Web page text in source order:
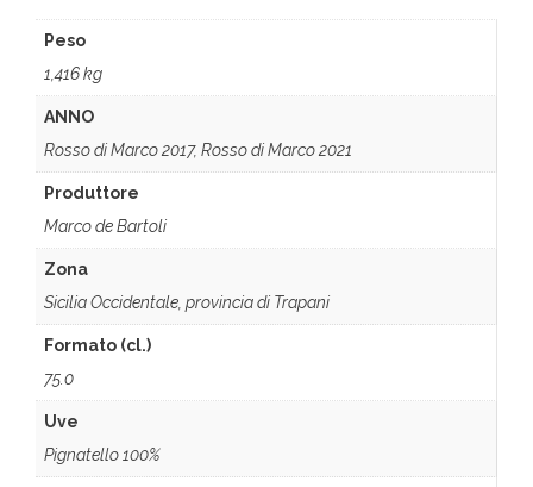
Peso
1,416 kg
ANNO
Rosso di Marco 2017, Rosso di Marco 2021
Produttore
Marco de Bartoli
Zona
Sicilia Occidentale, provincia di Trapani
Formato (cl.)
75.0
Uve
Pignatello 100%